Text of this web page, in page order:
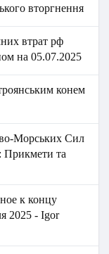
вторгнення
втрат рф
на 05.07.2025
конем
Морських Сил
Прикмети та
к концу
2025 - Igor